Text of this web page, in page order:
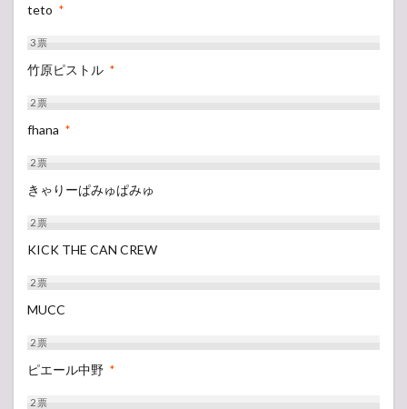
teto *
3票
竹原ピストル *
2票
fhana *
2票
きゃりーぱみゅぱみゅ
2票
KICK THE CAN CREW
2票
MUCC
2票
ピエール中野 *
2票